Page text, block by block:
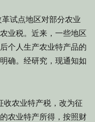
试点地区对部分农业
业税。近来，一些地区
个人生产农业特产品的
确。经研究，现通知如
收农业特产税，改为征
农业特产所得，按照财